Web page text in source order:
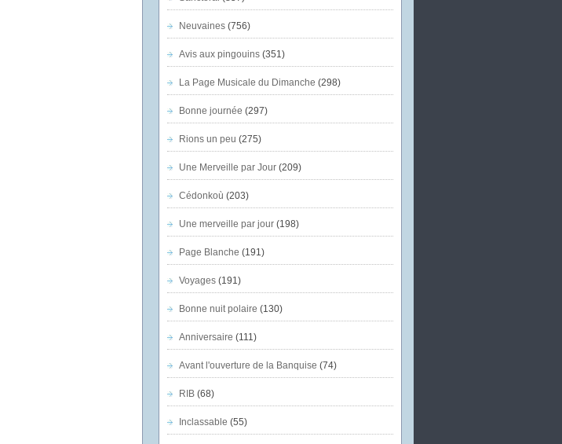
Neuvaines(756)
Avis aux pingouins(351)
La Page Musicale du Dimanche (298)
Bonne journée (297)
Rions un peu (275)
Une Merveille par Jour(209)
Cédonkoù (203)
Une merveille par jour(198)
Page Blanche (191)
Voyages(191)
Bonne nuit polaire (130)
Anniversaire (111)
Avant l'ouverture de la Banquise (74)
RIB(68)
Inclassable (55)